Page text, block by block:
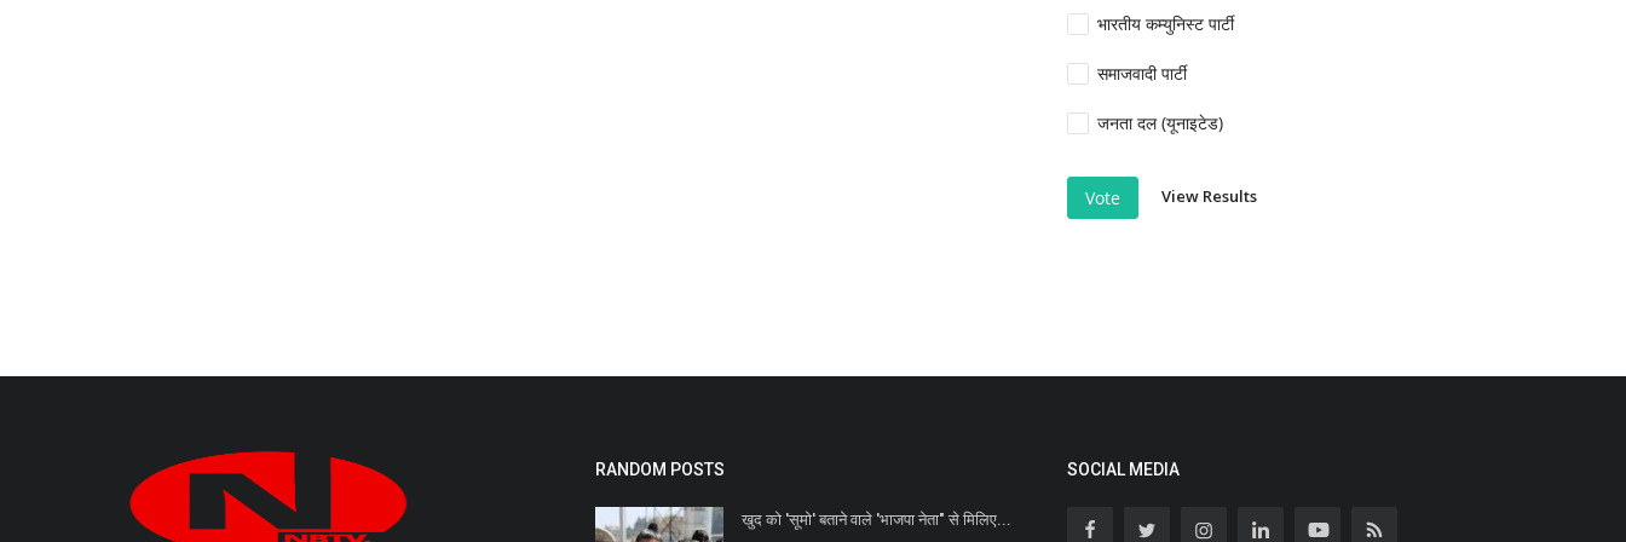
भारतीय कम्युनिस्ट पार्टी
समाजवादी पार्टी
जनता दल (यूनाइटेड)
Vote View Results
RANDOM POSTS
खुद को 'सूमो' बताने वाले 'भाजपा नेता" से मिलिए...
SOCIAL MEDIA